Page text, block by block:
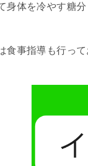
身体を冷やす糖
食事指導も行っ